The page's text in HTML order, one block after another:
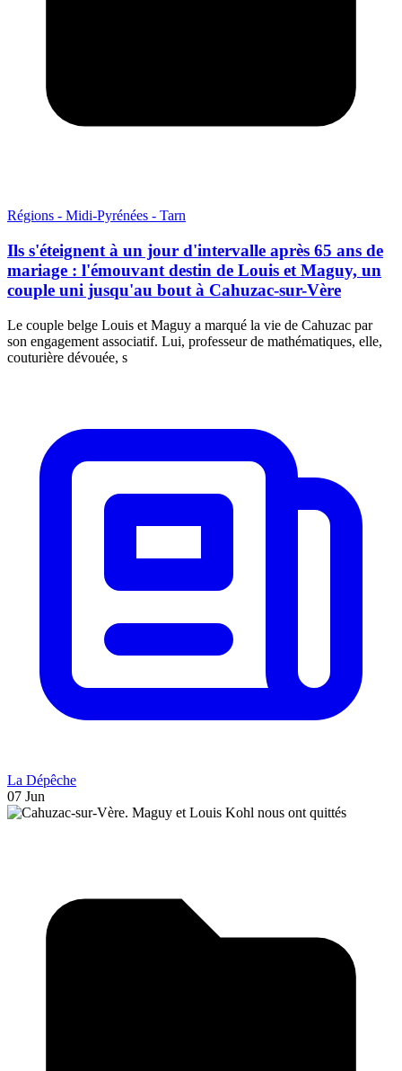
Régions - Midi-Pyrénées - Tarn
Ils s'éteignent à un jour d'intervalle après 65 ans de
mariage : l'émouvant destin de Louis et Maguy, un
couple uni jusqu'au bout à Cahuzac-sur-Vère
Le couple belge Louis et Maguy a marqué la vie de Cahuzac par
son engagement associatif. Lui, professeur de mathématiques, elle,
couturière dévouée, s
La Dépêche
07 Jun